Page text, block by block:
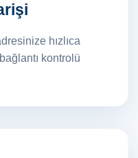
hızlıca
kontrolü